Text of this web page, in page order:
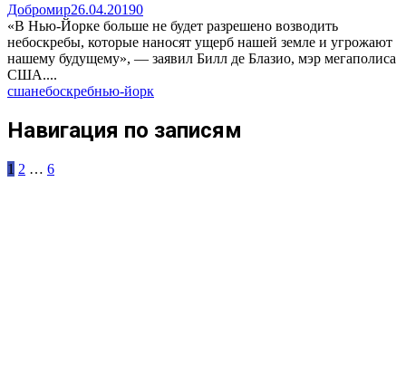
Добромир26.04.20190
«В Нью-Йорке больше не будет разрешено возводить
небоскребы, которые наносят ущерб нашей земле и угрожают
нашему будущему», — заявил Билл де Блазио, мэр мегаполиса
США....
сшанебоскребнью-йорк
Навигация по записям
1 2 … 6